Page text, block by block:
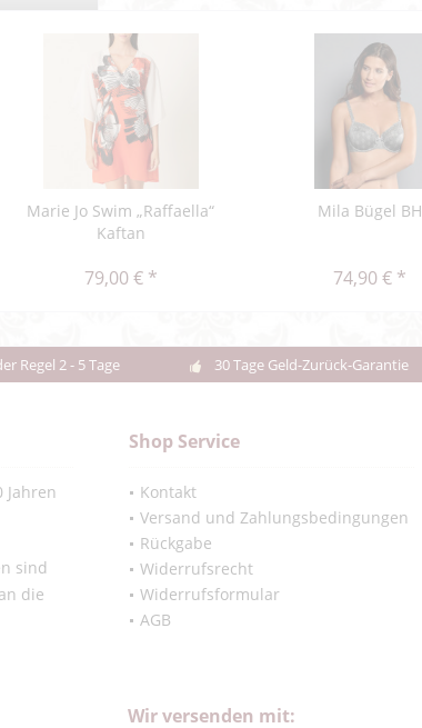
Marie Jo Swim „Raffaella“
Kaftan
79,00 € *
Mila Bügel BH
74,90 € *
Regel 2 - 5 Tage 30 Tage Geld-Zurück-Garantie
sind
die
Shop Service
Kontakt
Versand und Zahlungsbedingungen
Rückgabe
Widerrufsrecht
Widerrufsformular
AGB
Wir versenden mit: